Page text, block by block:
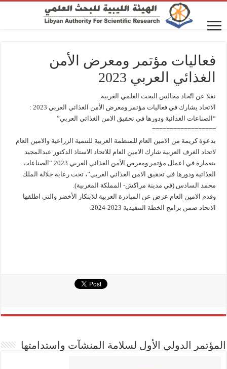
فعاليات مؤتمر ومعرض الأمن
الغذائي العربي 2023
نقلا عن اتّحاد مجالس البحث العلمي العربية.
الاتحاد يشارك في فعاليات مؤتمر ومعرض الأمن الغذائي العربي 2023 :
“الصناعات الغذائية ودورها في تحقيق الامن الغذائي العربي”
==================
بدعوة كريمة من الامين العام للمنظمة العربية للتنمية الزراعية والامين العام
لاتحاد الغرف العربية شارك الامين العام للاتحاد الاستاذ الدكتور عبدالمجيد
بنعمارة في اعمال مؤتمر ومعرض الأمن الغذائي العربي 2023 “الصناعات
الغذائية ودورها في تحقيق الامن الغذائي العربي”، تحت رعاية جلالة الملك
محمد السادس (في مدينة مراكش- المملكة المغربية).
وقدم الامين العام عرض عن المبادرة العربية للابتكار الأخضر والتي اطلقها
الاتحاد ضمن برامج الخطة التنفيذية 2023-2024.
المؤتمر الدولي الأول لسلامة المنشآت واستدامتها